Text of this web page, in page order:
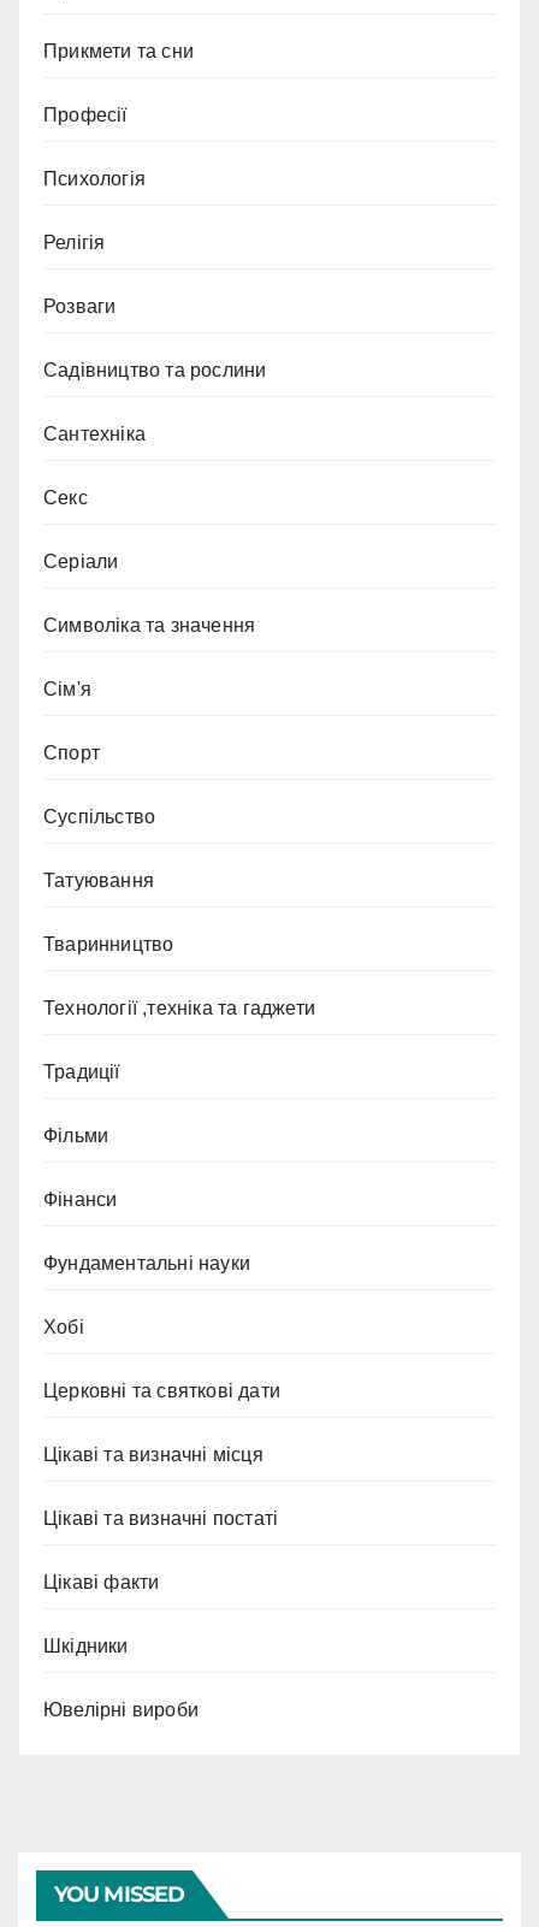
Прикмети та сни
Професії
Психологія
Релігія
Розваги
Садівництво та рослини
Сантехніка
Секс
Серіали
Символіка та значення
Сім'я
Спорт
Суспільство
Татуювання
Тваринництво
Технології ,техніка та гаджети
Традиції
Фільми
Фінанси
Фундаментальні науки
Хобі
Церковні та святкові дати
Цікаві та визначні місця
Цікаві та визначні постаті
Цікаві факти
Шкідники
Ювелірні вироби
YOU MISSED